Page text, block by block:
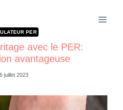
PER
avec le PER:
avantageuse
6 juillet 2023